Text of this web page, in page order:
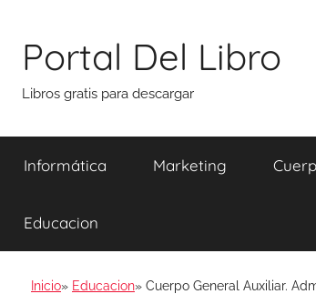
contenido
Portal Del Libro
Libros gratis para descargar
Informática Marketing
Educacion
Inicio Educacion Cuerpo General Auxiliar.